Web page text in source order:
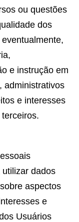
ou questões
dos
e instrução em
administrativos
e interesses
dados
aspectos
e
Usuários